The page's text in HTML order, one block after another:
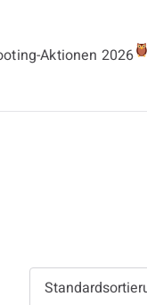
Aktionen 2026